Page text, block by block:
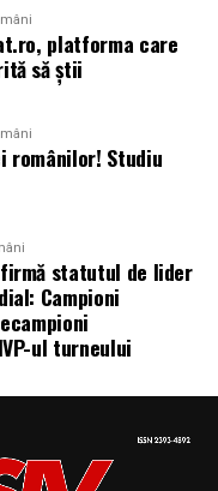
platforma care
să știi
românilor! Studiu
statutul de lider
Campioni
ul turneului